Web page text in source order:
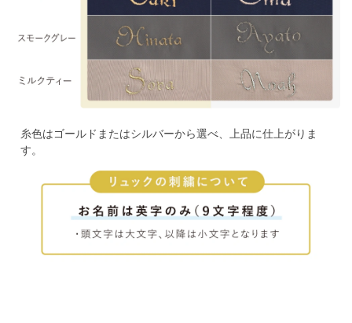
糸色はゴールドまたはシルバーから選べ、上品に仕上がりま
す。